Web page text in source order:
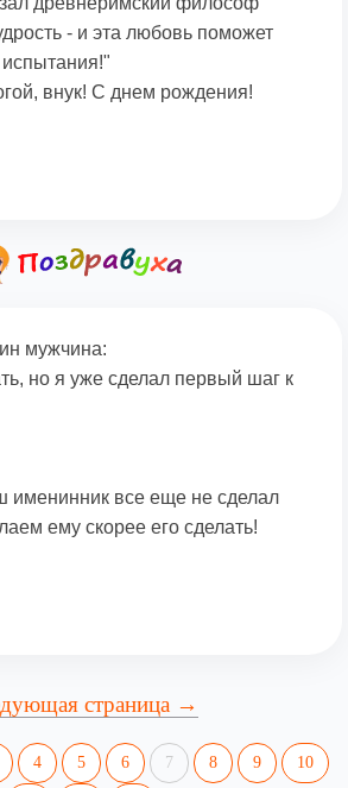
- и эта любовь поможет
испытания!"
внук! С днем рождения!
мужчина:
но я уже сделал первый шаг к
именинник все еще не сделал
ему скорее его сделать!
страница →
4 5 6 7 8 9 10